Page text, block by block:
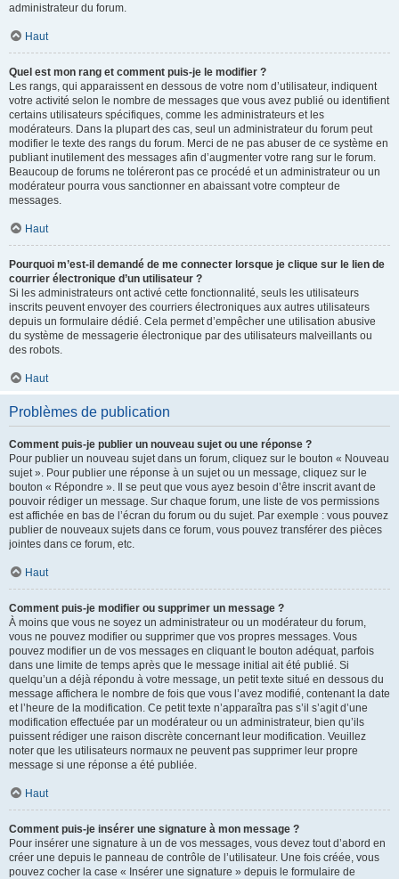
administrateur du forum.
Haut
Quel est mon rang et comment puis-je le modifier ?
Les rangs, qui apparaissent en dessous de votre nom d’utilisateur, indiquent
votre activité selon le nombre de messages que vous avez publié ou identifient
certains utilisateurs spécifiques, comme les administrateurs et les
modérateurs. Dans la plupart des cas, seul un administrateur du forum peut
modifier le texte des rangs du forum. Merci de ne pas abuser de ce système en
publiant inutilement des messages afin d’augmenter votre rang sur le forum.
Beaucoup de forums ne toléreront pas ce procédé et un administrateur ou un
modérateur pourra vous sanctionner en abaissant votre compteur de
messages.
Haut
Pourquoi m’est-il demandé de me connecter lorsque je clique sur le lien de
courrier électronique d’un utilisateur ?
Si les administrateurs ont activé cette fonctionnalité, seuls les utilisateurs
inscrits peuvent envoyer des courriers électroniques aux autres utilisateurs
depuis un formulaire dédié. Cela permet d’empêcher une utilisation abusive
du système de messagerie électronique par des utilisateurs malveillants ou
des robots.
Haut
Problèmes de publication
Comment puis-je publier un nouveau sujet ou une réponse ?
Pour publier un nouveau sujet dans un forum, cliquez sur le bouton « Nouveau
sujet ». Pour publier une réponse à un sujet ou un message, cliquez sur le
bouton « Répondre ». Il se peut que vous ayez besoin d’être inscrit avant de
pouvoir rédiger un message. Sur chaque forum, une liste de vos permissions
est affichée en bas de l’écran du forum ou du sujet. Par exemple : vous pouvez
publier de nouveaux sujets dans ce forum, vous pouvez transférer des pièces
jointes dans ce forum, etc.
Haut
Comment puis-je modifier ou supprimer un message ?
À moins que vous ne soyez un administrateur ou un modérateur du forum,
vous ne pouvez modifier ou supprimer que vos propres messages. Vous
pouvez modifier un de vos messages en cliquant le bouton adéquat, parfois
dans une limite de temps après que le message initial ait été publié. Si
quelqu’un a déjà répondu à votre message, un petit texte situé en dessous du
message affichera le nombre de fois que vous l’avez modifié, contenant la date
et l’heure de la modification. Ce petit texte n’apparaîtra pas s’il s’agit d’une
modification effectuée par un modérateur ou un administrateur, bien qu’ils
puissent rédiger une raison discrète concernant leur modification. Veuillez
noter que les utilisateurs normaux ne peuvent pas supprimer leur propre
message si une réponse a été publiée.
Haut
Comment puis-je insérer une signature à mon message ?
Pour insérer une signature à un de vos messages, vous devez tout d’abord en
créer une depuis le panneau de contrôle de l’utilisateur. Une fois créée, vous
pouvez cocher la case « Insérer une signature » depuis le formulaire de